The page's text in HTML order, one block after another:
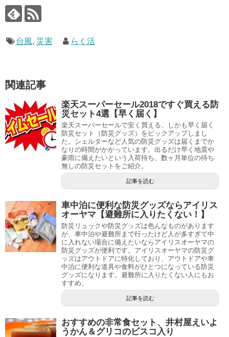
台風, 災害 らく活
関連記事
楽天スーパーセール2018ですぐ買える防
災セット4選【早く届く】
楽天スーパーセールで安く買える、しかも早く届く
防災セット（防災グッズ）をピックアップしまし
た。シェルターなど人気の防災グッズは届くまでか
なりの時間がかかっています。出るだけ早く地震や
豪雨に備えたいという入荷待ち、数ヶ月単位の待ち
無しの防災セットをご紹介。
記事を読む
車中泊に便利な防災グッズならアイリス
オーヤマ【避難所に入りたくない！】
防災リュックや防災グッズは色んなものがあります
が、車中泊や避難所まで行ったけど人が多すぎて中
に入れない場合に備えたいならアイリスオーヤマの
防災グッズが便利です。アイリスオーヤマの防災グ
ッズはアウトドアに特化しており、アウトドアや車
中泊に便利な道具や食料がひとつになっている防災
グッズになります。避難所に入りたくない人にもお
すすめ。
記事を読む
おすすめの非常食セット、井村屋えいよ
うかん＆グリコのビスコ入り